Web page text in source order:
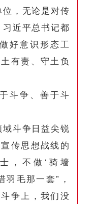
，无论是对传
近平总书记都
好意识形态工
有责、守土负
斗争、善于斗
斗争日益尖锐
传思想战线的
，不做‘骑墙
羽毛那一套”，
争上，我们没